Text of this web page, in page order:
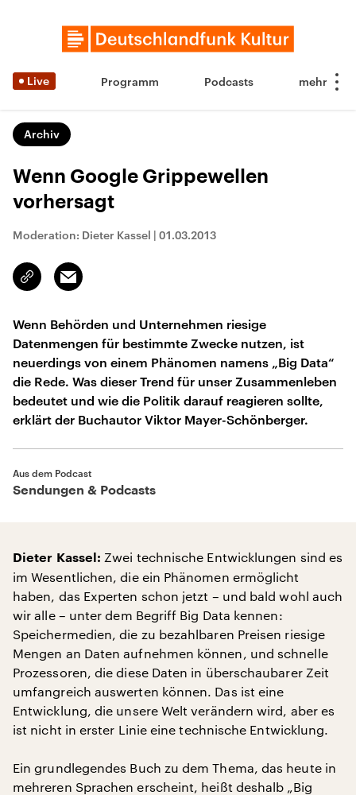
Live Programm Podcasts
Archiv
Wenn Google Grippewellen
vorhersagt
Moderation: Dieter Kassel | 01.03.2013
Link
kopieren/teilen
Email
Wenn Behörden und Unternehmen riesige
Datenmengen für bestimmte Zwecke nutzen, ist
neuerdings von einem Phänomen namens „Big Data“
die Rede. Was dieser Trend für unser Zusammenleben
bedeutet und wie die Politik darauf reagieren sollte,
erklärt der Buchautor Viktor Mayer-Schönberger.
Aus dem Podcast
Sendungen & Podcasts
Dieter Kassel: Zwei technische Entwicklungen sind es
im Wesentlichen, die ein Phänomen ermöglicht
haben, das Experten schon jetzt – und bald wohl auch
wir alle – unter dem Begriff Big Data kennen:
Speichermedien, die zu bezahlbaren Preisen riesige
Mengen an Daten aufnehmen können, und schnelle
Prozessoren, die diese Daten in überschaubarer Zeit
umfangreich auswerten können. Das ist eine
Entwicklung, die unsere Welt verändern wird, aber es
ist nicht in erster Linie eine technische Entwicklung.
Ein grundlegendes Buch zu dem Thema, das heute in
mehreren Sprachen erscheint, heißt deshalb „Big